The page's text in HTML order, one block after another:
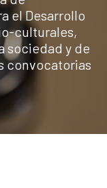
el Desarrollo
culturales,
sociedad y de
convocatorias